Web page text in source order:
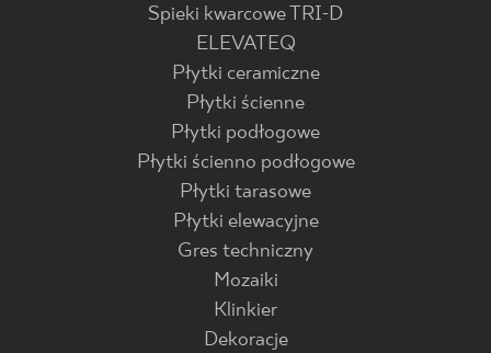
Spieki kwarcowe TRI-D
ELEVATEQ
Płytki ceramiczne
Płytki ścienne
Płytki podłogowe
Płytki ścienno podłogowe
Płytki tarasowe
Płytki elewacyjne
Gres techniczny
Mozaiki
Klinkier
Dekoracje